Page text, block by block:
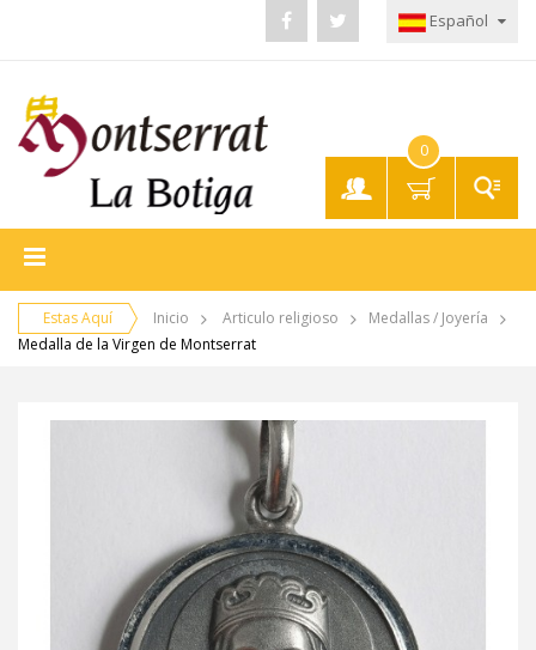
Cuenta
Español
0
Estas Aquí Inicio Articulo religioso
Medallas / Joyería
Medalla de la Virgen de Montserrat